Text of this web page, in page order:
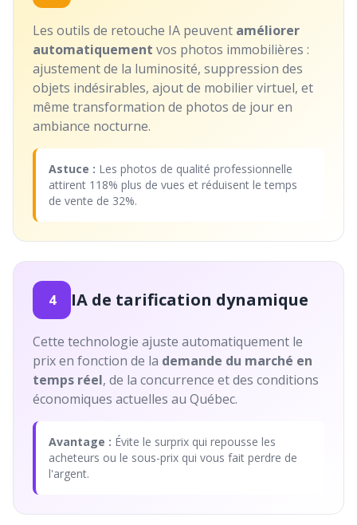
Les outils de retouche IA peuvent améliorer
automatiquement vos photos immobilières :
ajustement de la luminosité, suppression des
objets indésirables, ajout de mobilier virtuel, et
même transformation de photos de jour en
ambiance nocturne.
Astuce : Les photos de qualité professionnelle
attirent 118% plus de vues et réduisent le temps
de vente de 32%.
4 IA de tarification dynamique
Cette technologie ajuste automatiquement le
prix en fonction de la demande du marché en
temps réel, de la concurrence et des conditions
économiques actuelles au Québec.
Avantage : Évite le surprix qui repousse les
acheteurs ou le sous-prix qui vous fait perdre de
l'argent.